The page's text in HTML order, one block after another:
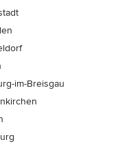
im-Breisgau